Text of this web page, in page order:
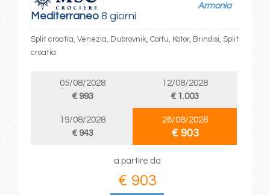
Mediterraneo8 giorni
Armonia
Split croatia, Venezia, Dubrovnik, Corfu, Kotor, Brindisi, Split
croatia
05/08/2028
€ 993
12/08/2028
€ 1.003
19/08/2028
€ 943
26/08/2028
€ 903
a partire da
€ 903